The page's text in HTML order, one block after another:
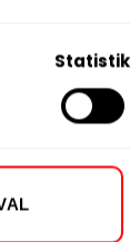
Statistik